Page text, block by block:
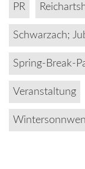
PR
Schwarzach;
Spring-Break-
Veranstaltung